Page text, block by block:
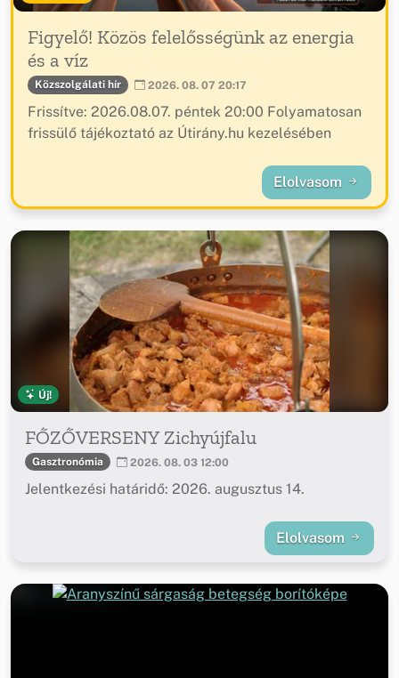
Figyelő! Közös felelősségünk az energia
és a víz
Közszolgálati hír 2026. 08. 07 20:17
Frissítve: 2026.08.07. péntek 20:00 Folyamatosan
frissülő tájékoztató az Útirány.hu kezelésében
Elolvasom
Új!
FŐZŐVERSENY Zichyújfalu
Gasztronómia 2026. 08. 03 12:00
Jelentkezési határidő: 2026. augusztus 14.
Elolvasom